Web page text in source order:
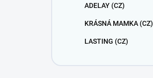
ADELAY (CZ)
KRÁSNÁ MAMKA (CZ)
LASTING (CZ)